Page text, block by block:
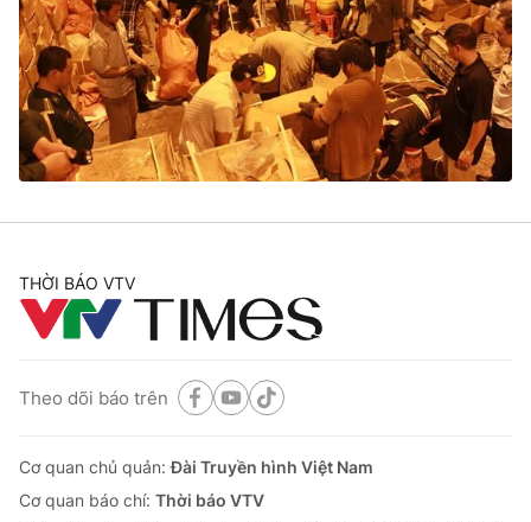
THỜI BÁO VTV
Theo dõi báo trên
Cơ quan chủ quản:Đài Truyền hình Việt Nam
Cơ quan báo chí: Thời báo VTV